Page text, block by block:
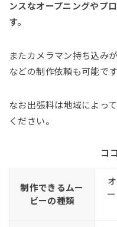
ンスなオープニングやプ
す。
またカメラマン持ち込み
などの制作依頼も可能です
なお出張料は地域によっ
ください。
コ
制作できるムー
ビーの種類